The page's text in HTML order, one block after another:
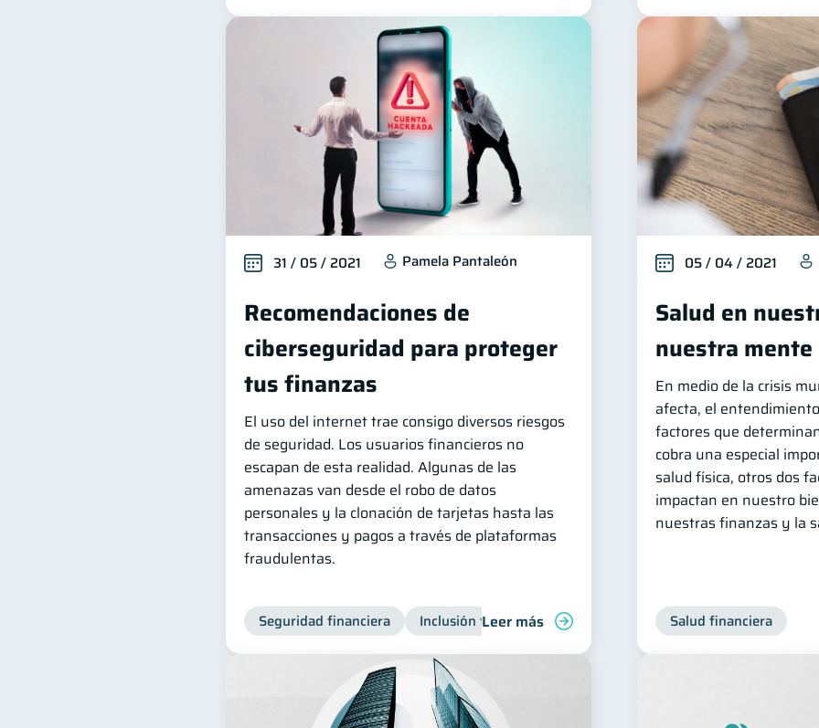
31 / 05 / 2021 Pamela Pantaleón
Recomendaciones de
ciberseguridad para proteger
tus finanzas
El uso del internet trae consigo diversos riesgos
de seguridad. Los usuarios financieros no
escapan de esta realidad. Algunas de las
amenazas van desde el robo de datos
personales y la clonación de tarjetas hasta las
transacciones y pagos a través de plataformas
fraudulentas.
Seguridad financiera Inclusión financiera Finanzas para jóvenes Manejo de
Leer más
05 / 04 / 2021
Salud en
nuestra mente
En medio de la crisis
afecta, el
factores que
cobra una especial
salud física, otros dos
impactan en nuestro
nuestras finanzas y la
Salud financiera